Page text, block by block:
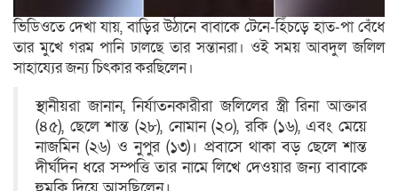
ভিডিওতে দেখা যায়, বাড়ির উঠানে বাবাকে টেনে-হিঁচড়ে হাত-পা বেঁধে
তার মুখে গরম পানি ঢালছে তার সন্তানরা। ওই সময় আবদুল জলিল
সাহায্যের জন্য চিৎকার করছিলেন।
স্থানীয়রা জানান, নির্যাতনকারীরা জলিলের স্ত্রী রিনা আক্তার
(৪৫), ছেলে শান্ত (২৮), নোমান (২০), রকি (১৬), এবং মেয়ে
নাজমিন (২৬) ও নুপুর (১৩)। প্রবাসে থাকা বড় ছেলে শান্ত
দীর্ঘদিন ধরে সম্পত্তি তার নামে লিখে দেওয়ার জন্য বাবাকে